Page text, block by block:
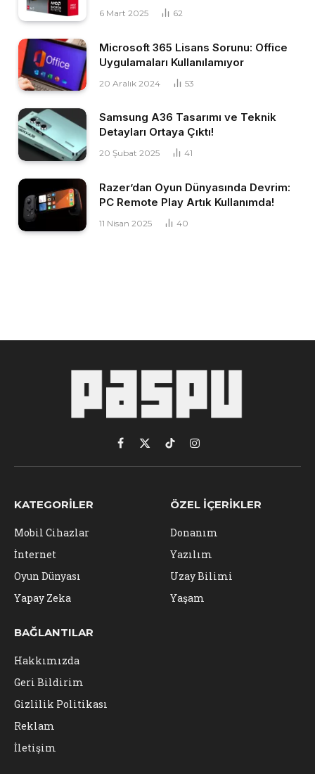
6 Mart 2025 62
Microsoft 365 Lisans Sorunu: Office
Uygulamaları Kullanılamıyor
20 Aralık 2024 53
Samsung A36 Tasarımı ve Teknik
Detayları Ortaya Çıktı!
20 Şubat 2025 41
Razer’dan Oyun Dünyasında Devrim:
PC Remote Play Artık Kullanımda!
11 Nisan 2025 40
Facebook
X
(Twitter)
TikTokInstagram
KATEGORILER
Mobil Cihazlar
İnternet
Oyun Dünyası
Yapay Zeka
ÖZEL İÇERIKLER
Donanım
Yazılım
Uzay Bilimi
Yaşam
BAĞLANTILAR
Hakkımızda
Geri Bildirim
Gizlilik Politikası
Reklam
İletişim